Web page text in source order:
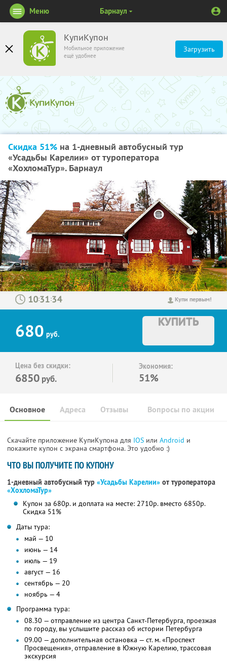
КупиКупон
Мобильное приложение
ещё удобнее
Загрузить
Меню Барнаул
Скидка 51% на 1-дневный автобусный тур
«Усадьбы Карелии» от туроператора
«ХохломаТур». Барнаул
Купи первым!
: :
680 руб.
КУПИТЬ
Цена без скидки:
6850 руб.
Экономия:
51%
Основное Отзывы Вопросы по акции
Адреса
Скачайте приложение КупиКупона для IOS или Android и
покажите купон с экрана смартфона. Это удобно :)
ЧТО ВЫ ПОЛУЧИТЕ ПО КУПОНУ
1-дневный автобусный тур «Усадьбы Карелии» от туроператора
«ХохломаТур»
Купон за 680р. и доплата на месте: 2710р. вместо 6850р.
Скидка 51%
Даты тура:
май — 10
июнь — 14
июль — 19
август — 16
сентябрь — 20
ноябрь — 4
Программа тура:
08.30 — отправление из центра Санкт-Петербурга, проезжая
по городу, вы услышите рассказ об истории Петербурга
09.00 — дополнительная остановка — ст. м. «Проспект
Просвещения», отправление в Южную Карелию, трассовая
экскурсия